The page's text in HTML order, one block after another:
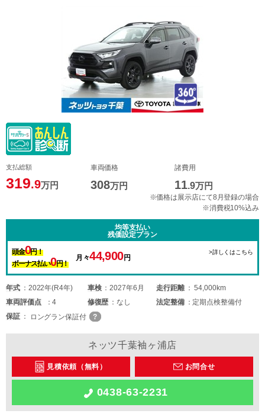
支払総額
319.9万円
車両価格
308万円
諸費用
11.9万円
※価格は展示店にて8月登録の場合
※消費税10%込み
均等支払い
残価設定プラン
頭金0円！
ボーナス払い0円！
月々44,900円
>詳しくはこちら
年式 2022年(R4年) 車検 2027年6月 走行距離
54,000km
車両評価点 4 修復歴 なし 法定整備
定期点検整備付
保証
ロングラン保証付
ネッツ千葉袖ヶ浦店
見積依頼（無料） お問合せ
0438-63-2231